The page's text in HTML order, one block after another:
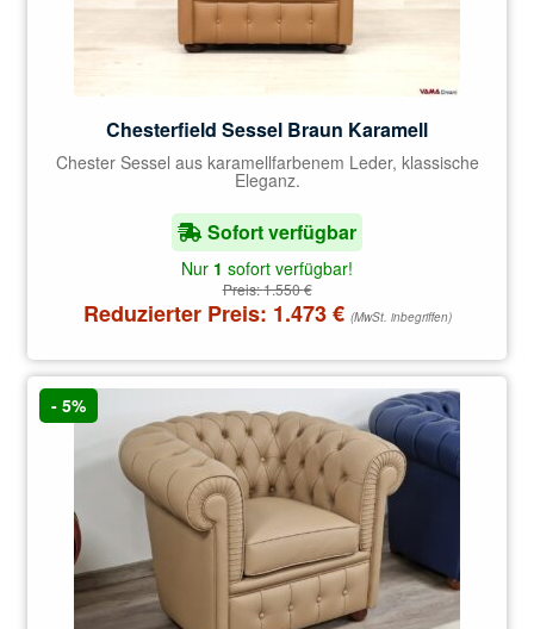
Chesterfield Sessel Braun Karamell
Chester Sessel aus karamellfarbenem Leder, klassische
Eleganz.
Sofort verfügbar
Nur 1 sofort verfügbar!
Preis:1.550€
Reduzierter Preis: 1.473€ (MwSt. inbegriffen)
- 5%